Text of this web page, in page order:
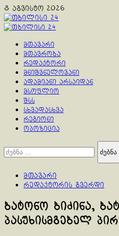
Skip
to
content
8 აგვისტო 2026
Primary
მთავარი
მთავრობა
რედაქტორი
მნიშვნელოვანი
ადამიანი არსაიდან
მსოფლიო
შსს
სხვადასხვა
რეგიონი
ოპოზიცია
ძებნა:
მთავარი
რედაქტორის გვერდი
ბატონო ბიძინა,
პასუხისმგებელ